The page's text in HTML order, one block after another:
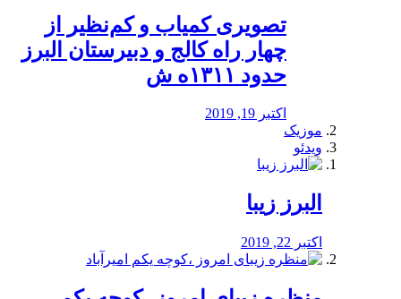
️تصویری کمیاب و کم‌نظیر از
چهار راه كالج و دبيرستان البرز
حدود ۱۳۱۱ه ش
اکتبر 19, 2019
موزیک
ویدئو
البرز زیبا
اکتبر 22, 2019